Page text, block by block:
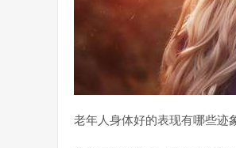
老年人身体好的表现有哪些迹